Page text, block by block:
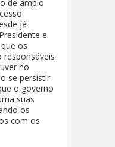
de amplo
já
e
os
responsáveis
no
se persistir
o governo
suas
os
com os